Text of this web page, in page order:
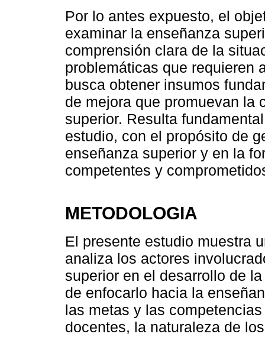
Por lo antes expuesto, el
examinar la enseñanza
comprensión clara de la
problemáticas que requieren
busca obtener insumos
de mejora que promuevan la
superior. Resulta
estudio, con el propósito de
enseñanza superior y en la
competentes y
METODOLOGIA
El presente estudio muestra
analiza los actores
superior en el desarrollo de
de enfocarlo hacia la
las metas y las
docentes, la naturaleza de